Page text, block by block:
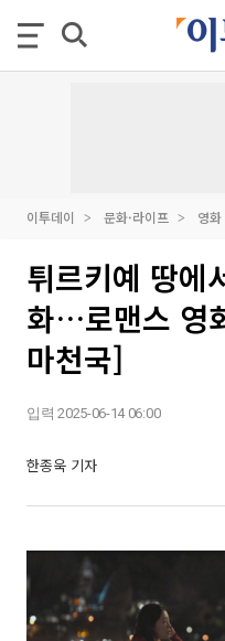
이투데이 문화·라이프 영화
튀르키예 땅에
화…로맨스 영
마천국]
입력 2025-06-14 06:00
한종욱 기자